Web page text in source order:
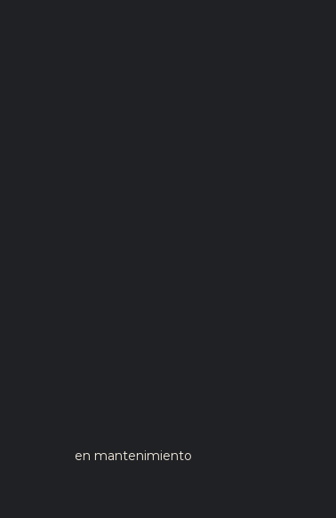
en mantenimiento